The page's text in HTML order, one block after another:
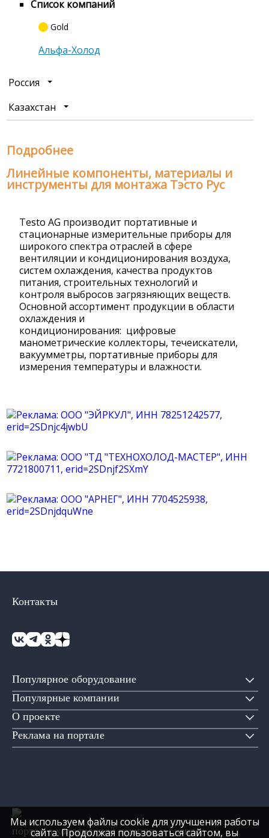
Список компаний
Gold
Альфа-Холод
Россия
Казахстан
Подробнее
Линейные компоненты, материалы и
инструменты для монтажа Тэсто Рус
Testo AG производит портативные и
стационарные измерительные приборы для
широкого спектра отраслей в сфере
вентиляции и кондиционирования воздуха,
систем охлаждения, качества продуктов
питания, строительных технологий и
контроля выбросов загрязняющих веществ.
Основной ассортимент продукции в области
охлаждения и
кондиционирования: цифровые
манометрические коллекторы, течеискатели,
вакуумметры, портативные приборы для
измерения температуры и влажности.
Популярное оборудование
Популярные компании
О проекте
Реклама на портале
Контакты
портал о холодильной технике и бизнесе
Мы используем файлы cookie для улучшения работы
сайта. Продолжая пользоваться сайтом, вы